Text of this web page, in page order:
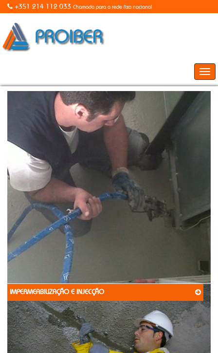
+351 214 112 033 Chamada para a rede fixa nacional
IMPERMEABILIZAÇÃO E INJECÇÃO